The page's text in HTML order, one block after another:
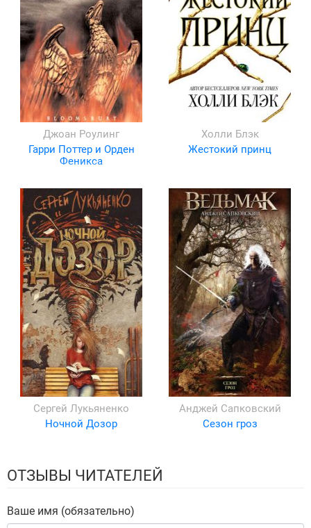
Джоан Роулинг
Гарри Поттер и Орден
Феникса
Холли Блэк
Жестокий принц
Сергей Лукьяненко
Ночной Дозор
Анджей Сапковский
Сезон гроз
ОТЗЫВЫ ЧИТАТЕЛЕЙ
Ваше имя (обязательно)